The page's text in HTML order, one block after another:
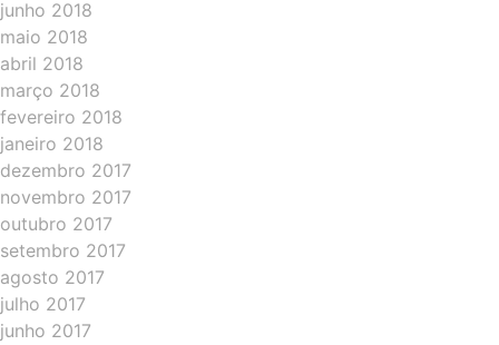
junho 2018
maio 2018
abril 2018
março 2018
fevereiro 2018
janeiro 2018
dezembro 2017
novembro 2017
outubro 2017
setembro 2017
agosto 2017
julho 2017
junho 2017